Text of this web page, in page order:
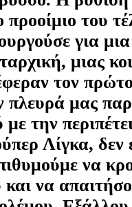
προοίμιο του
για
μιας
τον
πλευρά μας
με την
Λίγκα, δεν
να
να